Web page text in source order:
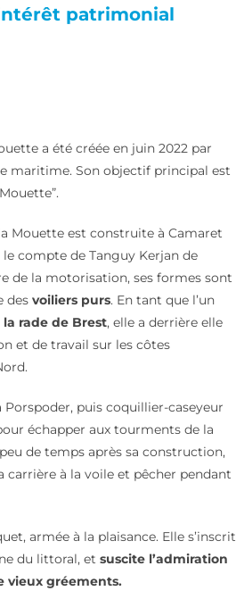
patrimonial
a été créée en juin 2022 par
maritime. Son objectif principal est
Mouette est construite à Camaret
compte de Tanguy Kerjan de
de la motorisation, ses formes sont
des voiliers purs. En tant que l’un
rade de Brest, elle a derrière elle
et de travail sur les côtes
Porspoder, puis coquillier-caseyeur
échapper aux tourments de la
de temps après sa construction,
carrière à la voile et pêcher pendant
armée à la plaisance. Elle s’inscrit
du littoral, et suscite l’admiration
vieux gréements.